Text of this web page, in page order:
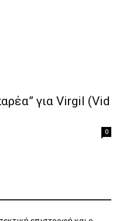
για Virgil (Vid
0